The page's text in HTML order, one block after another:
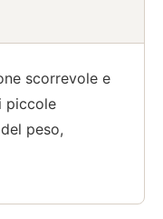
scorrevole e
piccole
peso,